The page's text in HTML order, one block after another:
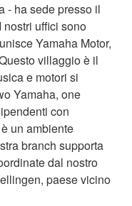
- ha sede presso il
nostri uffici sono
Yamaha Motor,
villaggio è il
e motori si
Yamaha, one
con
un ambiente
branch supporta
dal nostro
paese vicino